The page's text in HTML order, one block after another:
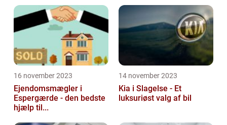
16 november 2023
Ejendomsmægler i
Espergærde - den bedste
hjælp til...
14 november 2023
Kia i Slagelse - Et
luksuriøst valg af bil